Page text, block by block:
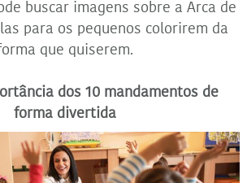
buscar imagens sobre a Arca de
para os pequenos colorirem da
que quiserem.
dos 10 mandamentos de
forma divertida